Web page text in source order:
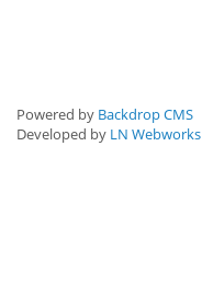
Powered by Backdrop CMS
Developed by LN Webworks